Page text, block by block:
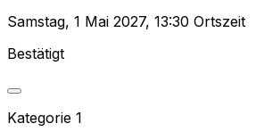
Samstag, 1 Mai 2027, 13:30 Ortszeit
Bestätigt
Kategorie 1